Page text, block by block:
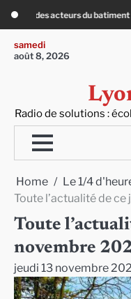
content
80 Jours Voyages :
samedi
août 8, 2026
Radio de solutions :
Home
Le 1/4
Toute l’actualité de
Toute
novembre
jeudi 13 novembre